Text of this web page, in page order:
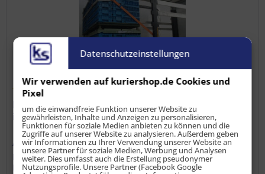
Kopflashingnetz, 50 mm, 2500 daN, Breite 2,40 m
inkl. 2 Ratschen & Gurtschutz
Artikel-Nr.:LS-LN-10180
Das Kopflashing - Formschluss durch direktes Zurren. Das
Kopflashing-Netz ist für den Einsatz zur Direktzurrung
Datenschutzeinstellungen
Wir verwenden auf kuriershop.de Cookies und
Pixel
um die einwandfreie Funktion unserer Website zu
gewährleisten, Inhalte und Anzeigen zu personalisieren,
Funktionen für soziale Medien anbieten zu können und die
Zugriffe auf unserer Website zu analysieren. Außerdem geben
wir Informationen zu Ihrer Verwendung unserer Website an
unsere Partner für soziale Medien, Werbung und Analysen
weiter. Dies umfasst auch die Erstellung pseudonymer
Nutzungsprofile. Unsere Partner (Facebook Google